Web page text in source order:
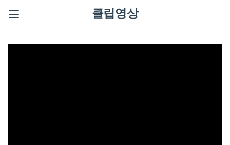
클립영상